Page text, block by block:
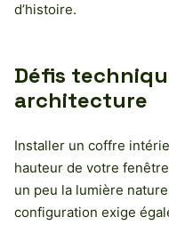
d’histoire.
Défis
architecture
Installer un coffre
hauteur de votre
un peu la lumière
configuration exige